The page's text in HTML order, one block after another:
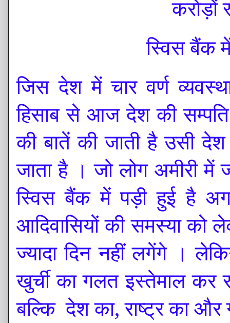
करोड़ों
स्विस बैंक
जिस देश में चार वर्ण
हिसाब से आज देश की
की बातें की जाती है उसी
जाता है । जो लोग अमीरी में
स्विस बैंक में पड़ी हुई है
आदिवासियों की समस्या को
ज्यादा दिन नहीं लगेंगे ।
खुर्ची का गलत इस्तेमाल
बल्कि देश का, राष्ट्र का और